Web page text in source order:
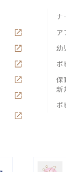
ナ
ア
幼
ポ
保
新
ポ